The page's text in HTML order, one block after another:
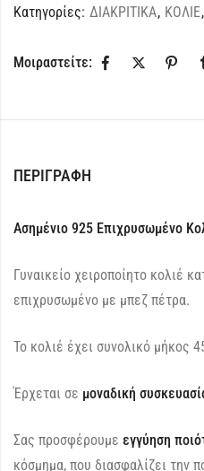
Κατηγορίες: ΔΙΑΚΡΙΤΙΚΑ, ΚΟΛΙΕ,
Μοιραστείτε:
ΠΕΡΙΓΡΑΦΉ
Ασημένιο 925 Επιχρυσωμένο
Γυναικείο χειροποίητο κολιέ
επιχρυσωμένο με μπεζ πέτρα.
Το κολιέ έχει συνολικό μήκος
Έρχεται σε μοναδική
Σας προσφέρουμε εγγύηση
κόσμημα, που διασφαλίζει την